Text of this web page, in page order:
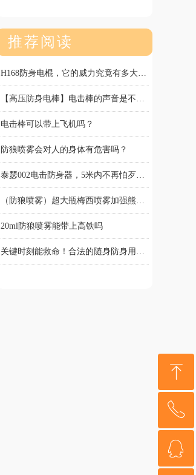
推荐阅读
电击棒可以带上飞机吗？
防狼喷雾会对人的身体有危害吗？
20ml防狼喷雾能带上高铁吗
被电击棒电到会产生什么感觉？
防狼喷雾是干什么用的？
黑鹰防身电棒短款好用还是长款好用
ꁸ
回到顶部
ꂅ
ꁗ